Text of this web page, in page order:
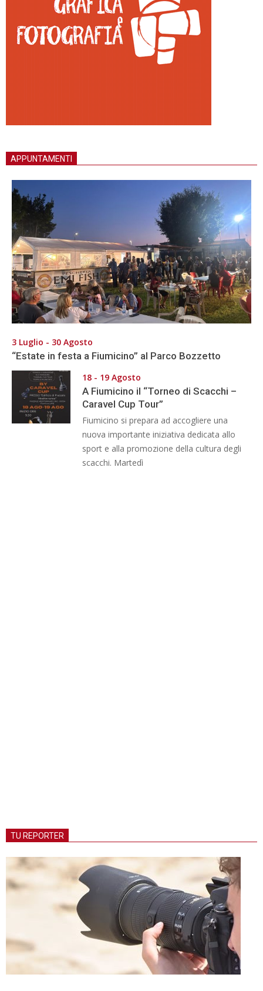
APPUNTAMENTI
3 Luglio - 30 Agosto
“Estate in festa a Fiumicino” al Parco Bozzetto
18 - 19 Agosto
A Fiumicino il “Torneo di Scacchi –
Caravel Cup Tour”
Fiumicino si prepara ad accogliere una
nuova importante iniziativa dedicata allo
sport e alla promozione della cultura degli
scacchi. Martedì
TU REPORTER